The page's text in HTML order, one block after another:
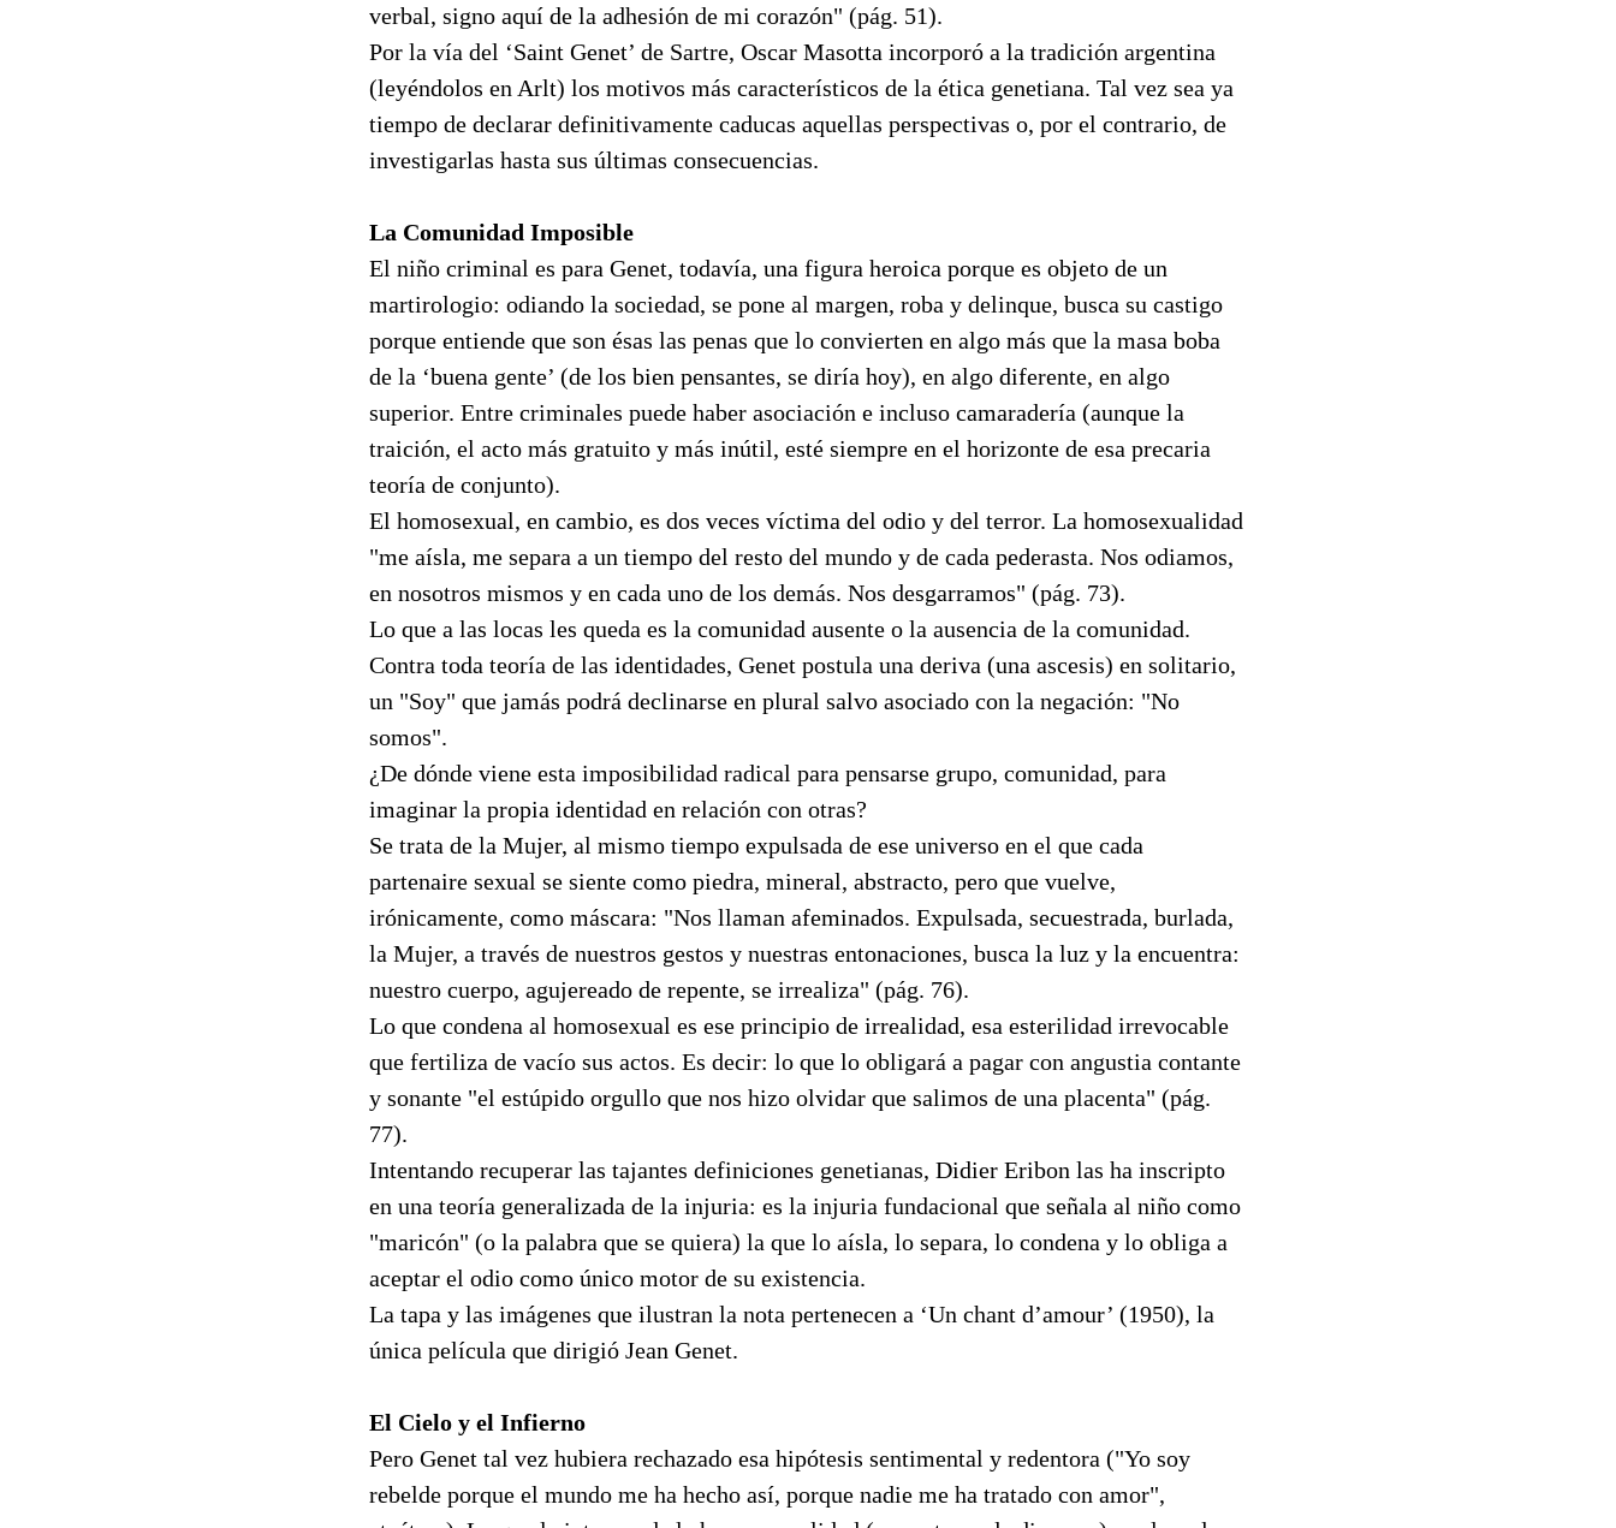
verbal, signo aquí de la adhesión de mi corazón" (pág. 51).
Por la vía del ‘Saint Genet’ de Sartre, Oscar Masotta incorporó a la tradición argentina
(leyéndolos en Arlt) los motivos más característicos de la ética genetiana. Tal vez sea ya
tiempo de declarar definitivamente caducas aquellas perspectivas o, por el contrario, de
investigarlas hasta sus últimas consecuencias.
La Comunidad Imposible
El niño criminal es para Genet, todavía, una figura heroica porque es objeto de un
martirologio: odiando la sociedad, se pone al margen, roba y delinque, busca su castigo
porque entiende que son ésas las penas que lo convierten en algo más que la masa boba
de la ‘buena gente’ (de los bien pensantes, se diría hoy), en algo diferente, en algo
superior. Entre criminales puede haber asociación e incluso camaradería (aunque la
traición, el acto más gratuito y más inútil, esté siempre en el horizonte de esa precaria
teoría de conjunto).
El homosexual, en cambio, es dos veces víctima del odio y del terror. La homosexualidad
"me aísla, me separa a un tiempo del resto del mundo y de cada pederasta. Nos odiamos,
en nosotros mismos y en cada uno de los demás. Nos desgarramos" (pág. 73).
Lo que a las locas les queda es la comunidad ausente o la ausencia de la comunidad.
Contra toda teoría de las identidades, Genet postula una deriva (una ascesis) en solitario,
un "Soy" que jamás podrá declinarse en plural salvo asociado con la negación: "No
somos".
¿De dónde viene esta imposibilidad radical para pensarse grupo, comunidad, para
imaginar la propia identidad en relación con otras?
Se trata de la Mujer, al mismo tiempo expulsada de ese universo en el que cada
partenaire sexual se siente como piedra, mineral, abstracto, pero que vuelve,
irónicamente, como máscara: "Nos llaman afeminados. Expulsada, secuestrada, burlada,
la Mujer, a través de nuestros gestos y nuestras entonaciones, busca la luz y la encuentra:
nuestro cuerpo, agujereado de repente, se irrealiza" (pág. 76).
Lo que condena al homosexual es ese principio de irrealidad, esa esterilidad irrevocable
que fertiliza de vacío sus actos. Es decir: lo que lo obligará a pagar con angustia contante
y sonante "el estúpido orgullo que nos hizo olvidar que salimos de una placenta" (pág.
77).
Intentando recuperar las tajantes definiciones genetianas, Didier Eribon las ha inscripto
en una teoría generalizada de la injuria: es la injuria fundacional que señala al niño como
"maricón" (o la palabra que se quiera) la que lo aísla, lo separa, lo condena y lo obliga a
aceptar el odio como único motor de su existencia.
La tapa y las imágenes que ilustran la nota pertenecen a ‘Un chant d’amour’ (1950), la
única película que dirigió Jean Genet.
El Cielo y el Infierno
Pero Genet tal vez hubiera rechazado esa hipótesis sentimental y redentora ("Yo soy
rebelde porque el mundo me ha hecho así, porque nadie me ha tratado con amor",